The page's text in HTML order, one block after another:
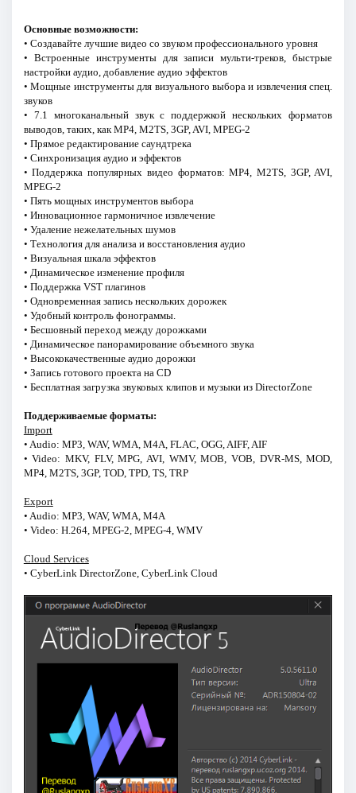
Основные возможности:
• Создавайте лучшие видео со звуком профессионального уровня
• Встроенные инструменты для записи мульти-треков, быстрые
настройки аудио, добавление аудио эффектов
• Мощные инструменты для визуального выбора и извлечения спец.
звуков
• 7.1 многоканальный звук с поддержкой нескольких форматов
выводов, таких, как MP4, M2TS, 3GP, AVI, MPEG-2
• Прямое редактирование саундтрека
• Синхронизация аудио и эффектов
• Поддержка популярных видео форматов: MP4, M2TS, 3GP, AVI,
MPEG-2
• Пять мощных инструментов выбора
• Инновационное гармоничное извлечение
• Удаление нежелательных шумов
• Технология для анализа и восстановления аудио
• Визуальная шкала эффектов
• Динамическое изменение профиля
• Поддержка VST плагинов
• Одновременная запись нескольких дорожек
• Удобный контроль фонограммы.
• Бесшовный переход между дорожками
• Динамическое панорамирование объемного звука
• Высококачественные аудио дорожки
• Запись готового проекта на CD
• Бесплатная загрузка звуковых клипов и музыки из DirectorZone
Поддерживаемые форматы:
Import
• Audio: MP3, WAV, WMA, M4A, FLAC, OGG, AIFF, AIF
• Video: MKV, FLV, MPG, AVI, WMV, MOB, VOB, DVR-MS, MOD,
MP4, M2TS, 3GP, TOD, TPD, TS, TRP
Export
• Audio: MP3, WAV, WMA, M4A
• Video: H.264, MPEG-2, MPEG-4, WMV
Cloud Services
• CyberLink DirectorZone, CyberLink Cloud